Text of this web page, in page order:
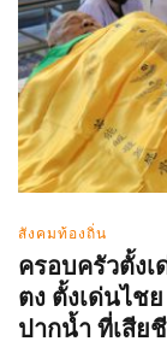
สังคมท้องถิ่น
ครอบครัวตั้ง
ตง ตั้งเด่นไช
ปากน้ำ ที่เสีย